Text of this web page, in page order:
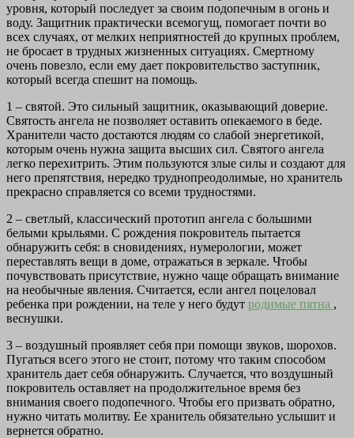
уровня, который последует за своим подопечным в огонь и
воду. Защитник практически всемогущ, помогает почти во
всех случаях, от мелких неприятностей до крупных проблем,
не бросает в трудных жизненных ситуациях. Смертному
очень повезло, если ему дает покровительство заступник,
который всегда спешит на помощь.
1 – святой. Это сильный защитник, оказывающий доверие.
Святость ангела не позволяет оставить опекаемого в беде.
Хранители часто достаются людям со слабой энергетикой,
которым очень нужна защита высших сил. Святого ангела
легко перехитрить. Этим пользуются злые силы и создают для
него препятствия, нередко труднопреодолимые, но хранитель
прекрасно справляется со всеми трудностями.
2 – светлый, классический прототип ангела с большими
белыми крыльями. С рождения покровитель пытается
обнаружить себя: в сновидениях, нумерологии, может
переставлять вещи в доме, отражаться в зеркале. Чтобы
почувствовать присутствие, нужно чаще обращать внимание
на необычные явления. Считается, если ангел поцеловал
ребенка при рождении, на теле у него будут родимые пятна ,
веснушки.
3 – воздушный проявляет себя при помощи звуков, шорохов.
Пугаться всего этого не стоит, потому что таким способом
хранитель дает себя обнаружить. Случается, что воздушный
покровитель оставляет на продолжительное время без
внимания своего подопечного. Чтобы его призвать обратно,
нужно читать молитву. Ее хранитель обязательно услышит и
вернется обратно.